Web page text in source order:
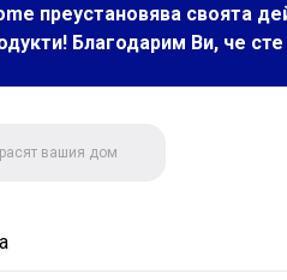
преустановява своята
Благодарим Ви, че